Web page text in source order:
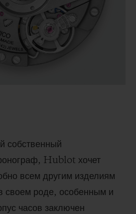
собственный
Hublot хочет
всем другим изделиям
своем роде, особенным и
часов заключен